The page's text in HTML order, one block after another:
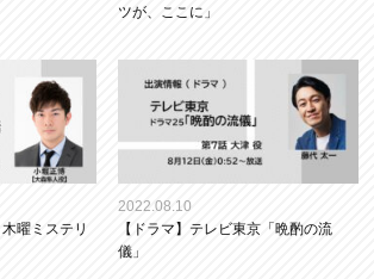
ツが、ここに」
曜ミステリ
2022.08.10
【ドラマ】テレビ東京「晩酌の流
儀」